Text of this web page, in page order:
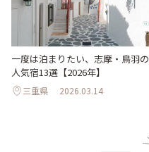
一度は泊まりたい、志摩・鳥羽の
人気宿13選【2026年】
三重県 2026.03.14